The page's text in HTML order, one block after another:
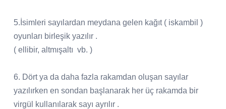
5.İsimleri sayılardan meydana gelen kağıt ( iskambil )
oyunları birleşik yazılır .
( ellibir, altmışaltı vb. )
6. Dört ya da daha fazla rakamdan oluşan sayılar
yazılırken en sondan başlanarak her üç rakamda bir
virgül kullanılarak sayı ayrılır .